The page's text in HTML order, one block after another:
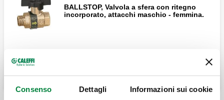
Consenso Dettagli Informazioni sui cookie
BALLSTOP, Valvola a sfera con ritegno
incorporato, attacchi maschio - femmina.